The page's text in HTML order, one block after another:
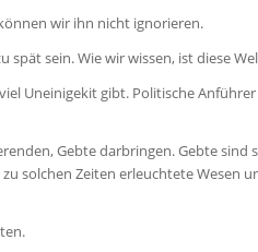
wir ihn nicht ignorieren.
spät sein. Wie wir wissen, ist diese
Uneinigekit gibt. Politische
Gebte darbringen. Gebte
solchen Zeiten erleuchtete Wesen